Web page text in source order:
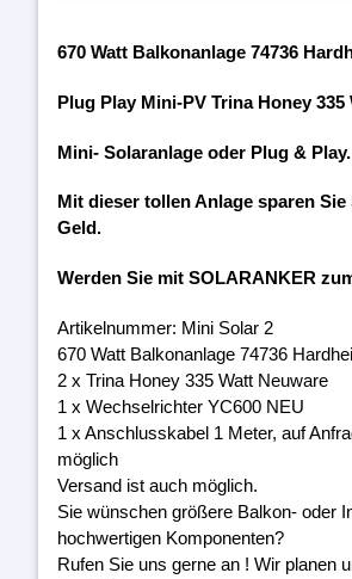
670 Watt Balkonanlage 74736
Plug Play Mini-PV Trina Honey 335
Mini- Solaranlage oder Plug & Play.
Mit dieser tollen Anlage sparen Sie
Geld.
Werden Sie mit SOLARANKER
Artikelnummer: Mini Solar 2
670 Watt Balkonanlage 74736
2 x Trina Honey 335 Watt Neuware
1 x Wechselrichter YC600 NEU
1 x Anschlusskabel 1 Meter, auf
möglich
Versand ist auch möglich.
Sie wünschen größere Balkon- oder
hochwertigen Komponenten?
Rufen Sie uns gerne an ! Wir planen